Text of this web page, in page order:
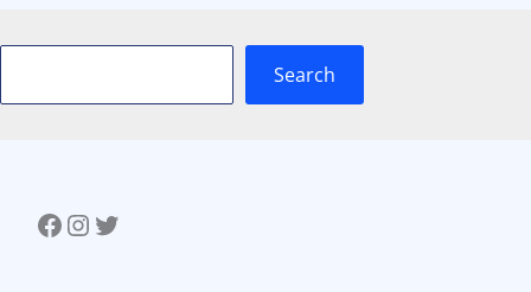
Search